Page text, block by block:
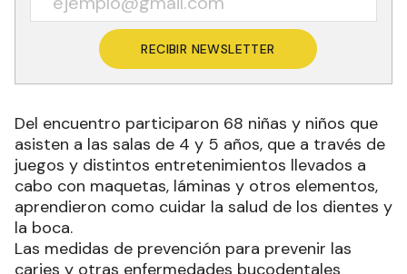
RECIBIR NEWSLETTER
Del encuentro participaron 68 niñas y niños que
asisten a las salas de 4 y 5 años, que a través de
juegos y distintos entretenimientos llevados a
cabo con maquetas, láminas y otros elementos,
aprendieron como cuidar la salud de los dientes y
la boca.
Las medidas de prevención para prevenir las
caries y otras enfermedades bucodentales